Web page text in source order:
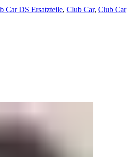
Car DS Ersatzteile, Club Car, Club Car